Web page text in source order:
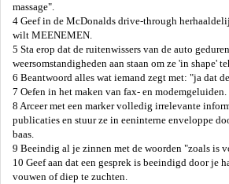
massage".
4 Geef in de McDonalds drive-through
wilt MEENEMEN.
5 Sta erop dat de ruitenwissers van de auto
weersomstandigheden aan staan om ze 'in shape'
6 Beantwoord alles wat iemand zegt met: "ja dat
7 Oefen in het maken van fax- en modemgeluiden.
8 Arceer met een marker volledig irrelevante
publicaties en stuur ze in eeninterne enveloppe
baas.
9 Beeindig al je zinnen met de woorden "zoals is
10 Geef aan dat een gesprek is beeindigd door je
vouwen of diep te zuchten.